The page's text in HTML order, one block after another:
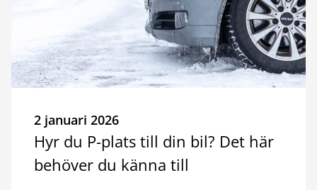
2 januari 2026
Hyr du P-plats till din bil? Det här
behöver du känna till